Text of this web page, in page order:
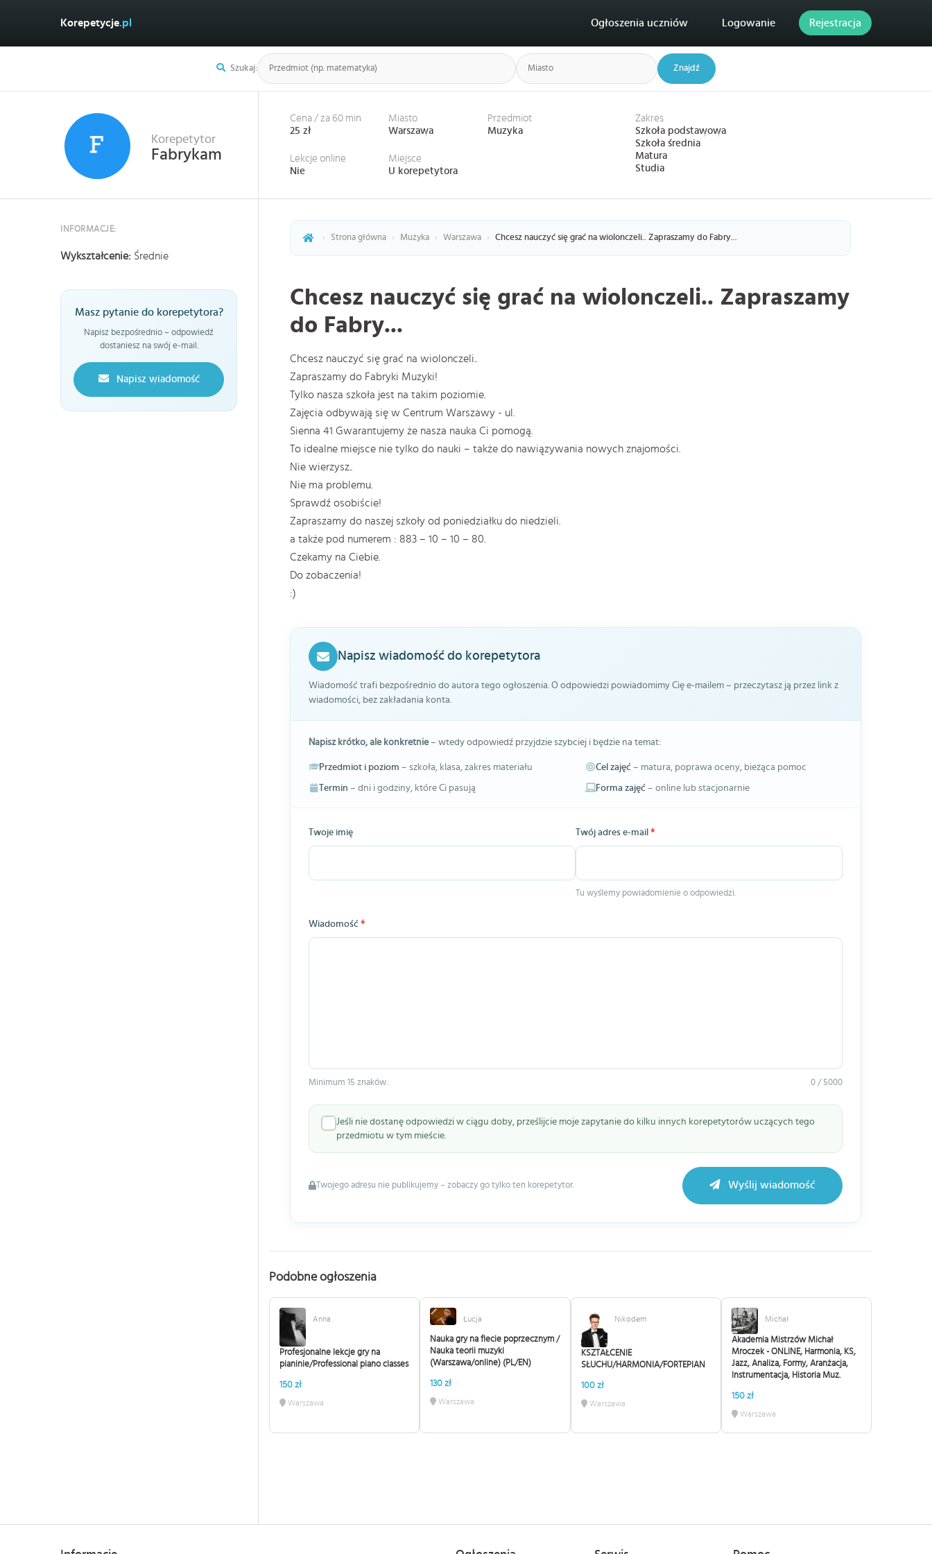
Korepetycje.pl Ogłoszenia uczniów Logowanie Rejestracja
Szukaj: Znajdź
Korepetytor
Fabrykam
INFORMACJE:
Wykształcenie: Średnie
Masz pytanie do korepetytora?
Napisz bezpośrednio – odpowiedź
dostaniesz na swój e-mail.
Napisz wiadomość
Cena / za 60 min
25 zł
Lekcje online
Nie
Miasto
Warszawa
Miejsce
U korepetytora
Przedmiot
Muzyka
Zakres
Szkoła podstawowa
Szkoła średnia
Matura
Studia
› Strona główna › Muzyka › Warszawa › Chcesz nauczyć się grać na wiolonczeli.. Zapraszamy do Fabry...
Chcesz nauczyć się grać na wiolonczeli.. Zapraszamy
do Fabry...
Chcesz nauczyć się grać na wiolonczeli..
Zapraszamy do Fabryki Muzyki!
Tylko nasza szkoła jest na takim poziomie.
Zajęcia odbywają się w Centrum Warszawy - ul.
Sienna 41 Gwarantujemy że nasza nauka Ci pomogą.
To idealne miejsce nie tylko do nauki – także do nawiązywania nowych znajomości.
Nie wierzysz..
Nie ma problemu.
Sprawdź osobiście!
Zapraszamy do naszej szkoły od poniedziałku do niedzieli.
a także pod numerem : 883 – 10 – 10 – 80.
Czekamy na Ciebie.
Do zobaczenia!
:)
Napisz wiadomość do korepetytora
Wiadomość trafi bezpośrednio do autora tego ogłoszenia. O odpowiedzi powiadomimy Cię e-mailem – przeczytasz ją przez link z
wiadomości, bez zakładania konta.
Napisz krótko, ale konkretnie– wtedy odpowiedź przyjdzie szybciej i będzie na temat:
Przedmiot i poziom – szkoła, klasa, zakres materiału Cel zajęć – matura, poprawa oceny, bieżąca pomoc
Termin – dni i godziny, które Ci pasują Forma zajęć – online lub stacjonarnie
Twoje imię Twój adres e-mail *
Tu wyślemy powiadomienie o odpowiedzi.
Wiadomość *
Minimum 15 znaków. 0 / 5000
Jeśli nie dostanę odpowiedzi w ciągu doby, prześlijcie moje zapytanie do kilku innych korepetytorów uczących tego
przedmiotu w tym mieście.
Twojego adresu nie publikujemy – zobaczy go tylko ten korepetytor. Wyślij wiadomość
Podobne ogłoszenia
Anna
Profesjonalne lekcje gry na
pianinie/Professional piano classes
150 zł
Warszawa
Łucja
Nauka gry na flecie poprzecznym /
Nauka teorii muzyki
(Warszawa/online) (PL/EN)
130 zł
Warszawa
Nikodem
KSZTAŁCENIE
SŁUCHU/HARMONIA/FORTEPIAN
100 zł
Warszawa
Michał
Akademia Mistrzów Michał
Mroczek - ONLINE, Harmonia, KS,
Jazz, Analiza, Formy, Aranżacja,
Instrumentacja, Historia Muz.
150 zł
Warszawa